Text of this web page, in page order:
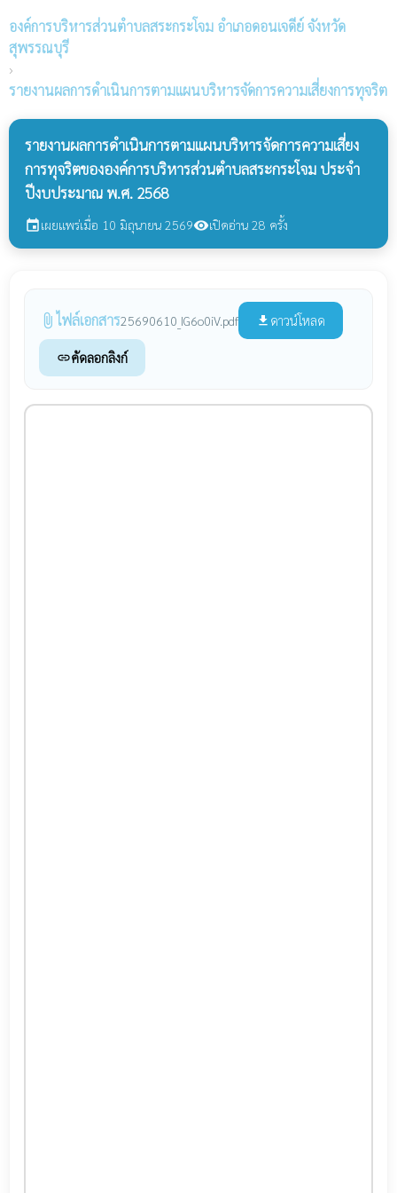
องค์การบริหารส่วนตำบลสระกระโจม อำเภอดอนเจดีย์ จังหวัด
สุพรรณบุรี
›
รายงานผลการดำเนินการตามแผนบริหารจัดการความเสี่ยงการทุจริต
รายงานผลการดำเนินการตามแผนบริหารจัดการความเสี่ยง
การทุจริตขององค์การบริหารส่วนตำบลสระกระโจม ประจำ
ปีงบประมาณ พ.ศ. 2568
eventเผยแพร่เมื่อ 10 มิถุนายน 2569visibilityเปิดอ่าน 28 ครั้ง
attach_file ไฟล์เอกสาร25690610_IG6o0iV.pdf file_download ดาวน์โหลด
linkคัดลอกลิงก์